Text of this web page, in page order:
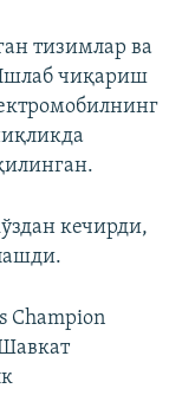
тизимлар ва
чиқариш
кечирди,
Champion